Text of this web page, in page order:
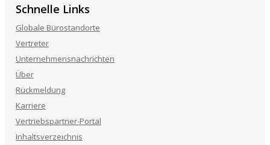
Schnelle Links
Globale Bürostandorte
Vertreter
Unternehmensnachrichten
Über
Rückmeldung
Karriere
Vertriebspartner-Portal
Inhaltsverzeichnis